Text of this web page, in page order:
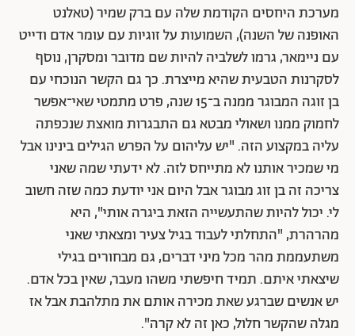
מערכת היחסים הקודמת שלה עם ברק שמיר (טאלנט
האופנה של השנה), השמועות על זוגיות עם עומר אדם ודייט
עם ניימאר, גרמו לשלביה להיות שם מדובר ומסקרן, נוסף
לסקרנות הטבעית שהיא מייצרת. כך גם הקשר הנוכחי עם
בן זוגה המבוגר ממנה ב־15 שנה, פרט מתמטי שאי־אפשר
לחמוק ממנו ושאולי מבטא גם התבגרות מואצת שנכפתה
עליה במקצוע הזה. "יש עליהום על הפרש הגילים בינינו אבל
מי שמכיר אותנו לא מתייחס לזה. לא ידעתי שמה שאני
צריכה זה בן זוג מבוגר אבל היום אני יודעת כמה שזה חשוב
לי. יכול להיות שהתעשייה הזאת ביגרה אותי", היא
מהרהרת, "התחלתי לעבוד בגיל צעיר ומצאתי שאני
משתעממת מהר מכל מיני דברים, גם מבחורים בגילי
שיצאתי איתם. תמיד חיפשתי משהו מעבר, שאין בכל אדם.
יש אנשים שברגע שאת מכירה אותם את מתלהבת אבל אז
מגלה שהקשר חלול, כאן זה לא קרה".